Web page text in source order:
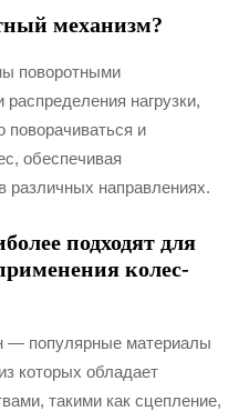
механизм?
поворотными
нагрузки,
поворачиваться и
обеспечивая
направлениях.
подходят для
колес-
— популярные материалы
которых обладает
такими как сцепление,